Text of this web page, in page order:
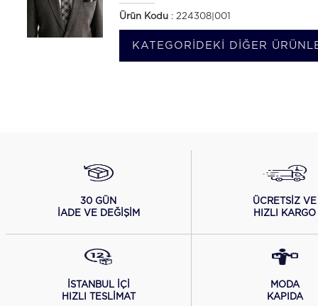
Ürün Kodu : 224308|001
KATEGORIDEKI DIĞER
30 GÜN
İADE VE DEĞİŞİM
ÜCRETSİZ VE
HIZLI KARGO
İSTANBUL İÇİ
HIZLI TESLİMAT
MODA
KAPIDA